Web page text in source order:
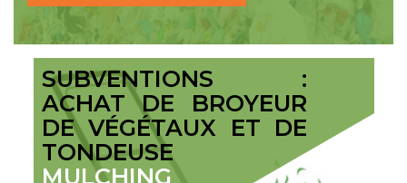
SUBVENTIONS :
ACHAT DE BROYEUR
DE VÉGÉTAUX ET DE
TONDEUSE
MULCHING